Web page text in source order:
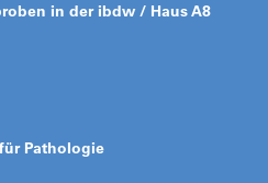
in der ibdw / Haus A8
Pathologie